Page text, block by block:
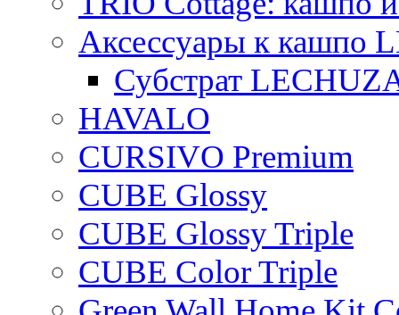
Аксессуары к кашпо
Субстрат
HAVALO
CURSIVO Premium
CUBE Glossy
CUBE Glossy Triple
CUBE Color Triple